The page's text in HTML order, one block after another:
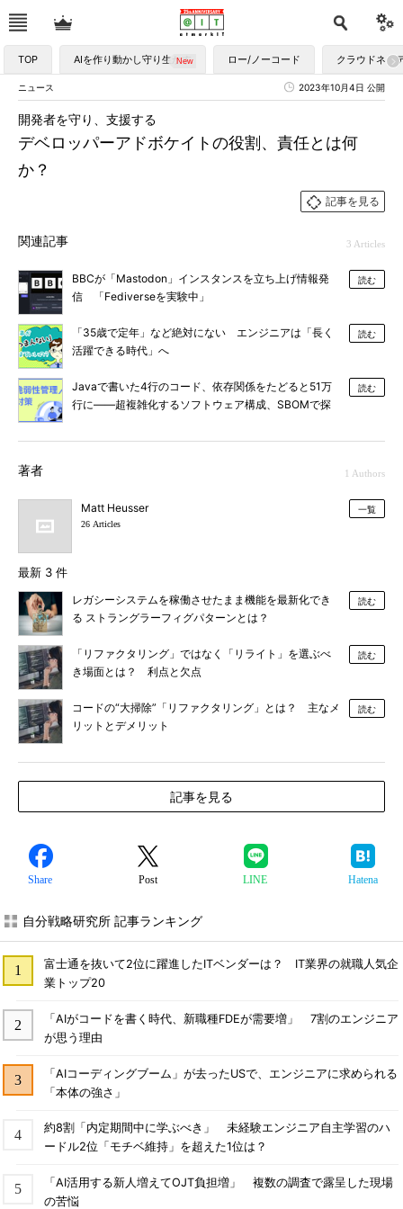
TOP AIを作り動かし守り生かす ロー/ノーコード クラウドネイ
ニュース 2023年10月4日 公開
デベロッパーアドボケイトの役割、責任とは何
か？
開発者を守り、支援する
記事を見る
関連記事 3 Articles
BBCが「Mastodon」インスタンスを立ち上げ情報発
信 「Fediverseを実験中」
読む
「35歳で定年」など絶対にない エンジニアは「長く
活躍できる時代」へ
読む
Javaで書いた4行のコード、依存関係をたどると51万
行に――超複雑化するソフトウェア構成、SBOMで探
読む
著者 1 Authors
Matt Heusser
26 Articles
一覧
最新 3 件
レガシーシステムを稼働させたまま機能を最新化でき
る ストラングラーフィグパターンとは？
読む
「リファクタリング」ではなく「リライト」を選ぶべ
き場面とは？ 利点と欠点
読む
コードの“大掃除”「リファクタリング」とは？ 主なメ
リットとデメリット
読む
記事を見る
Share Post LINE Hatena
自分戦略研究所 記事ランキング
富士通を抜いて2位に躍進したITベンダーは？ IT業界の就職人気企
業トップ20
「AIがコードを書く時代、新職種FDEが需要増」 7割のエンジニア
が思う理由
「AIコーディングブーム」が去ったUSで、エンジニアに求められる
「本体の強さ」
約8割「内定期間中に学ぶべき」 未経験エンジニア自主学習のハ
ードル2位「モチベ維持」を超えた1位は？
「AI活用する新人増えてOJT負担増」 複数の調査で露呈した現場
の苦悩